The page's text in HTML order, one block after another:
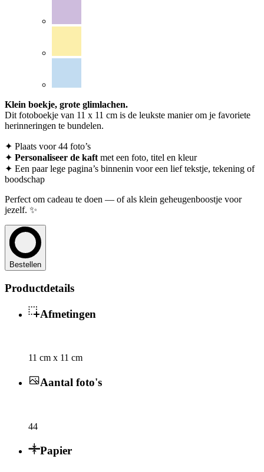
Klein boekje, grote glimlachen.
Dit fotoboekje van 11 x 11 cm is de leukste manier om je favoriete
herinneringen te bundelen.
✦ Plaats voor 44 foto’s
✦ Personaliseer de kaft met een foto, titel en kleur
✦ Een paar lege pagina’s binnenin voor een lief tekstje, tekening of
boodschap
Perfect om cadeau te doen — of als klein geheugenboostje voor
jezelf. ✨
Bestellen
Productdetails
Afmetingen
11 cm x 11 cm
Aantal foto's
44
Papier